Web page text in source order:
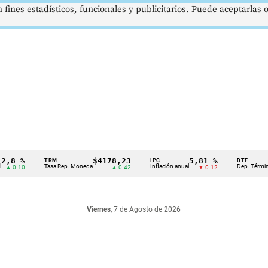
TRM
Tasa Rep. Moneda
$4178,23
▲ 0.42
IPC
Inflación anual
5,81 %
▼ 0.12
DTF
Dep. Término Fijo
Viernes, 7 de Agosto de 2026
estadísticos, funcionales y publicitarios. Puede aceptarlas